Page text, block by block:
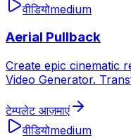
वीडियोmedium
Aerial Pullback
Create epic cinematic
Video Generator.
टेम्पलेट आज़माएं
वीडियोmedium